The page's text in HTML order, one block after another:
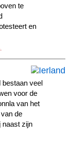
te
en
veel
voor de
van het
de
naast zijn